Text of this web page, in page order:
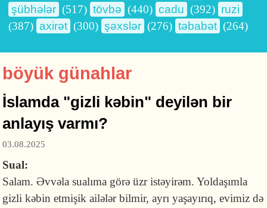
şübhələr (517) tövbə (440) cadu (392) ruzi
(387) axirət (300) şəxslər (276) təbabət (264)
böyük günahlar
İslamda "gizli kəbin" deyilən bir
anlayış varmı?
03.08.2025
Sual:
Salam. Əvvəla sualıma görə üzr istəyirəm. Yoldaşımla
gizli kəbin etmişik ailələr bilmir, ayrı yaşayırıq, evimiz də